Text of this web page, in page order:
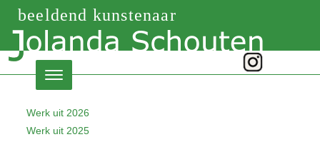
beeldend kunstenaar
Werk uit 2026
Werk uit 2025